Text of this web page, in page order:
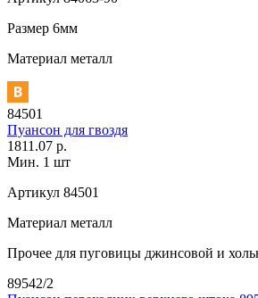
Размер 6мм
Материал металл
84501
Пуансон для гвоздя
1811.07 р.
Мин. 1 шт
Артикул 84501
Материал металл
Прочее для пуговицы джинсовой и
89542/2